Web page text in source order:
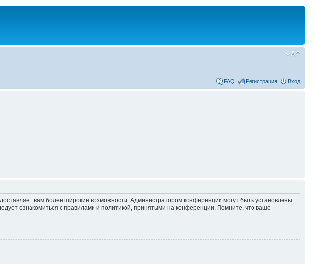
FAQ Регистрация Вход
вам более широкие возможности. Администратором конференции могут быть установлены
ознакомиться с правилами и политикой, принятыми на конференции. Помните, что ваше